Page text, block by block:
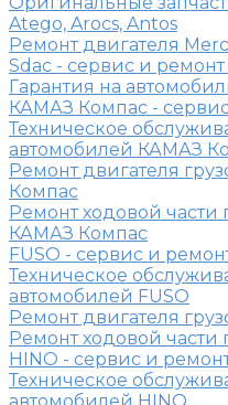
Atego, Arocs, Antos
Ремонт двигателя
Sdac - сервис и
Гарантия на
КАМАЗ Компас -
Техническое
автомобилей КАМАЗ
Ремонт двигателя
Компас
Ремонт ходовой части
КАМАЗ Компас
FUSO - сервис и
Техническое
автомобилей FUSO
Ремонт двигателя
Ремонт ходовой части
HINO - сервис и
Техническое
автомобилей HINO